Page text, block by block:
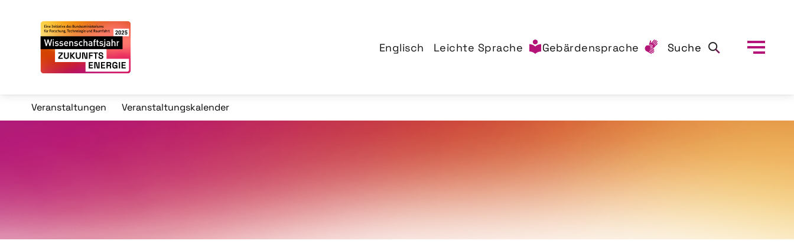
Englisch Leichte Sprache Gebärdensprache Suche
Veranstaltungen Veranstaltungskalender